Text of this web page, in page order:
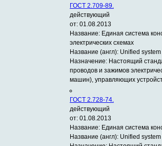
ГОСТ 2.709-89.
действующий
от: 01.08.2013
Название: Единая система
электрических схемах
Название (англ): Unified
Назначение: Настоящий
проводов и зажимов
машин), управляющих
ГОСТ 2.728-74.
действующий
от: 01.08.2013
Название: Единая система
Название (англ): Unified